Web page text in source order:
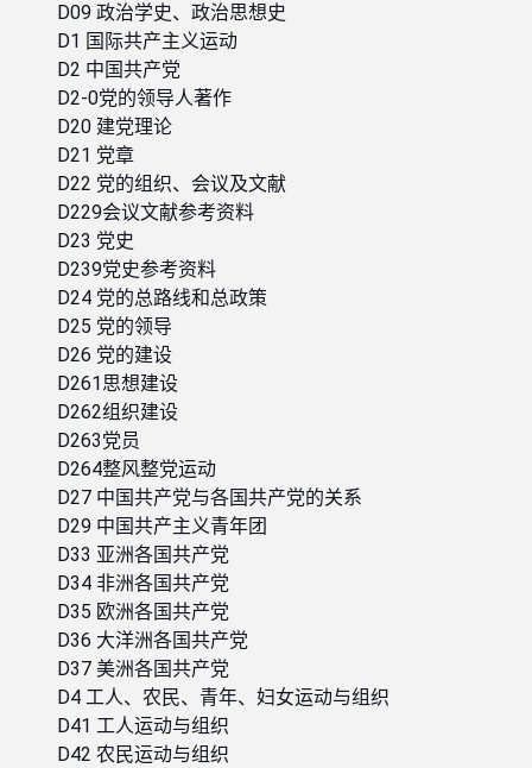
D09 政治学史、政治思想史
D1 国际共产主义运动
D2 中国共产党
D2-0党的领导人著作
D20 建党理论
D21 党章
D22 党的组织、会议及文献
D229会议文献参考资料
D23 党史
D239党史参考资料
D24 党的总路线和总政策
D25 党的领导
D26 党的建设
D261思想建设
D262组织建设
D263党员
D264整风整党运动
D27 中国共产党与各国共产党的关系
D29 中国共产主义青年团
D33 亚洲各国共产党
D34 非洲各国共产党
D35 欧洲各国共产党
D36 大洋洲各国共产党
D37 美洲各国共产党
D4 工人、农民、青年、妇女运动与组织
D41 工人运动与组织
D42 农民运动与组织